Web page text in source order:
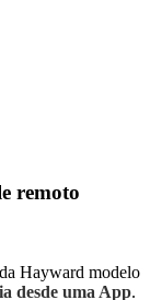
remoto
Hayward modelo
desde uma App.